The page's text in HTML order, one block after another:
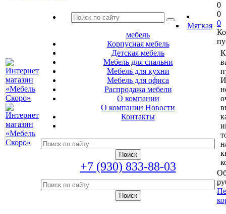
Мягкая
мебель
Корпусная мебель
Детская мебель
Мебель для спальни
Мебель для кухни
Мебель для офиса
Распродажа мебели
О компании
О компании Новости
Контакты
+7 (930) 833-88-03
0
0
0